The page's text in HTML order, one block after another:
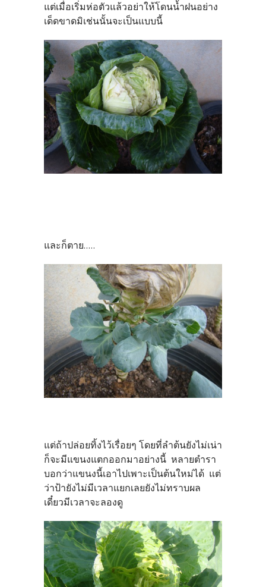
แต่เมื่อเริ่มห่อตัวแล้วอย่าให้โดนน้ำฝนอย่าง
เด็ดขาดมิเช่นนั้นจะเป็นแบบนี้
และก็ตาย.....
แต่ถ้าปล่อยทิ้งไว้เรื่อยๆ โดยที่ลำต้นยังไม่เน่า
ก็จะมีแขนงแตกออกมาอย่างนี้ หลายตำรา
บอกว่าแขนงนี้เอาไปเพาะเป็นต้นใหม่ได้ แต่
ว่าป้ายังไม่มีเวลาแยกเลยยังไม่ทราบผล
เดี๋ยวมีเวลาจะลองดู